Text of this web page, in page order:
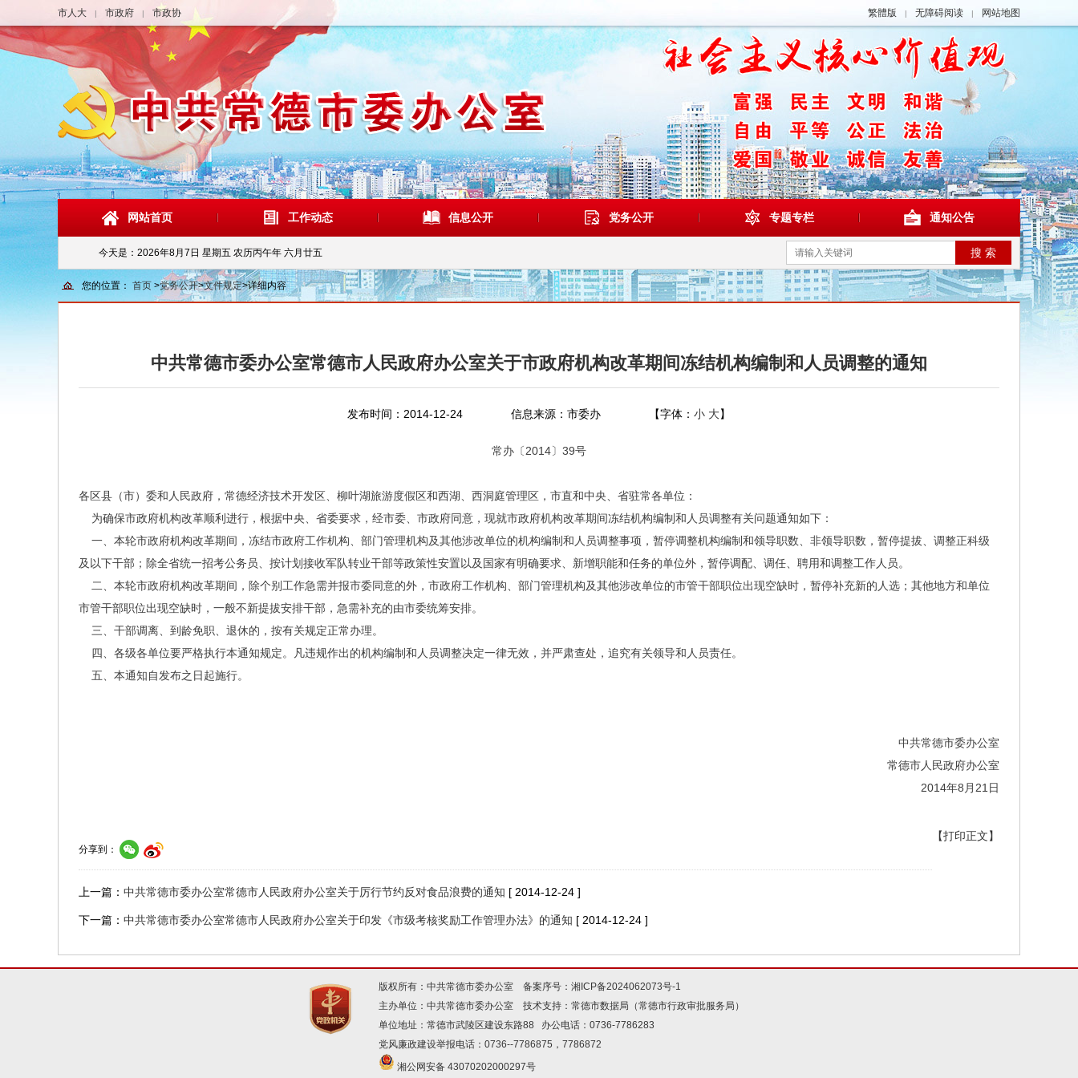
市人大 | 市政府 | 市政协 繁體版 | 无障碍阅读 | 网站地图
网站首页 工作动态 信息公开 党务公开 专题专栏 通知公告
今天是： 2026年8月7日 星期五 农历丙午年 六月廿五 搜 索
您的位置： 首页 >党务公开>文件规定>详细内容
中共常德市委办公室常德市人民政府办公室关于市政府机构改革期间冻结机构编制和人员调整的通知
发布时间：2014-12-24 信息来源：市委办 【字体： 小 大】
常办〔2014〕39号
各区县（市）委和人民政府，常德经济技术开发区、柳叶湖旅游度假区和西湖、西洞庭管理区，市直和中央、省驻常各单位：
为确保市政府机构改革顺利进行，根据中央、省委要求，经市委、市政府同意，现就市政府机构改革期间冻结机构编制和人员调整有关问题通知如下：
一、本轮市政府机构改革期间，冻结市政府工作机构、部门管理机构及其他涉改单位的机构编制和人员调整事项，暂停调整机构编制和领导职数、非领导职数，暂停提拔、调整正科级
及以下干部；除全省统一招考公务员、按计划接收军队转业干部等政策性安置以及国家有明确要求、新增职能和任务的单位外，暂停调配、调任、聘用和调整工作人员。
二、本轮市政府机构改革期间，除个别工作急需并报市委同意的外，市政府工作机构、部门管理机构及其他涉改单位的市管干部职位出现空缺时，暂停补充新的人选；其他地方和单位
市管干部职位出现空缺时，一般不新提拔安排干部，急需补充的由市委统筹安排。
三、干部调离、到龄免职、退休的，按有关规定正常办理。
四、各级各单位要严格执行本通知规定。凡违规作出的机构编制和人员调整决定一律无效，并严肃查处，追究有关领导和人员责任。
五、本通知自发布之日起施行。
中共常德市委办公室
常德市人民政府办公室
2014年8月21日
【打印正文】
分享到：
上一篇： 中共常德市委办公室常德市人民政府办公室关于厉行节约反对食品浪费的通知 [ 2014-12-24 ]
下一篇： 中共常德市委办公室常德市人民政府办公室关于印发《市级考核奖励工作管理办法》的通知 [ 2014-12-24 ]
版权所有：中共常德市委办公室 备案序号： 湘ICP备2024062073号-1
主办单位：中共常德市委办公室 技术支持：常德市数据局（常德市行政审批服务局）
单位地址：常德市武陵区建设东路88 办公电话：0736-7786283
党风廉政建设举报电话：0736--7786875，7786872
湘公网安备 43070202000297号